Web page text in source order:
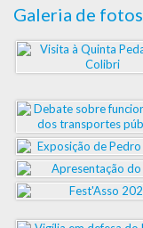
Galeria de fotos